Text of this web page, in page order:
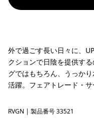
外で過ごす長い日々に、
クションで日陰を提供す
グではもちろん、うっか
活躍。フェアトレード・
River Rock Green
RVGN | 製品番号 33521